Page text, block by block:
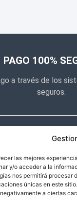
las mejores
y/o acceder a la
nos permitirá procesar
únicas en este
a ciertas
PAGO 100%
a través de los
seguros.
noticias
y prometemos no
sólo cosas